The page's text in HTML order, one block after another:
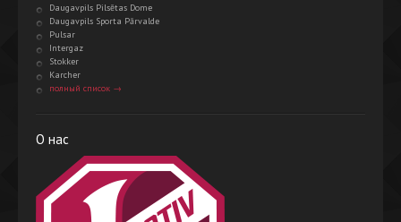
Daugavpils Pilsētas Dome
Daugavpils Sporta Pārvalde
Pulsar
Intergaz
Stokker
Karcher
полный список →
О нас